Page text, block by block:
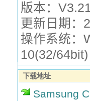
版本：
更新日期：
操作系统：
10(32/64bit)
下载地址
Samsung